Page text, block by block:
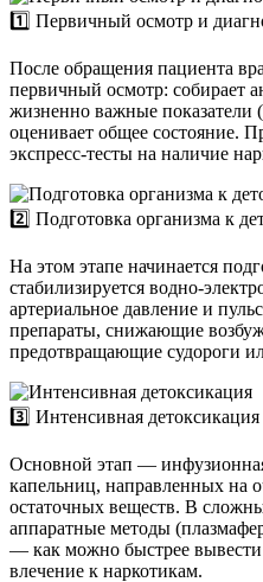
1️⃣ Первичный осмотр и
После обращения пациента
первичный осмотр: собирает
жизненно важные показатели
оценивает общее состояние.
экспресс-тесты на наличие
2️⃣ Подготовка организма к
На этом этапе начинается
стабилизируется водно-
артериальное давление и
препараты, снижающие
предотвращающие судороги
3️⃣ Интенсивная детоксикация
Основной этап —
капельниц, направленных на
остаточных веществ. В
аппаратные методы
— как можно быстрее вывести
влечение к наркотикам.